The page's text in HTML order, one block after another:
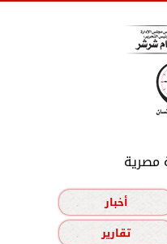
مصرية
أخبار
تقارير